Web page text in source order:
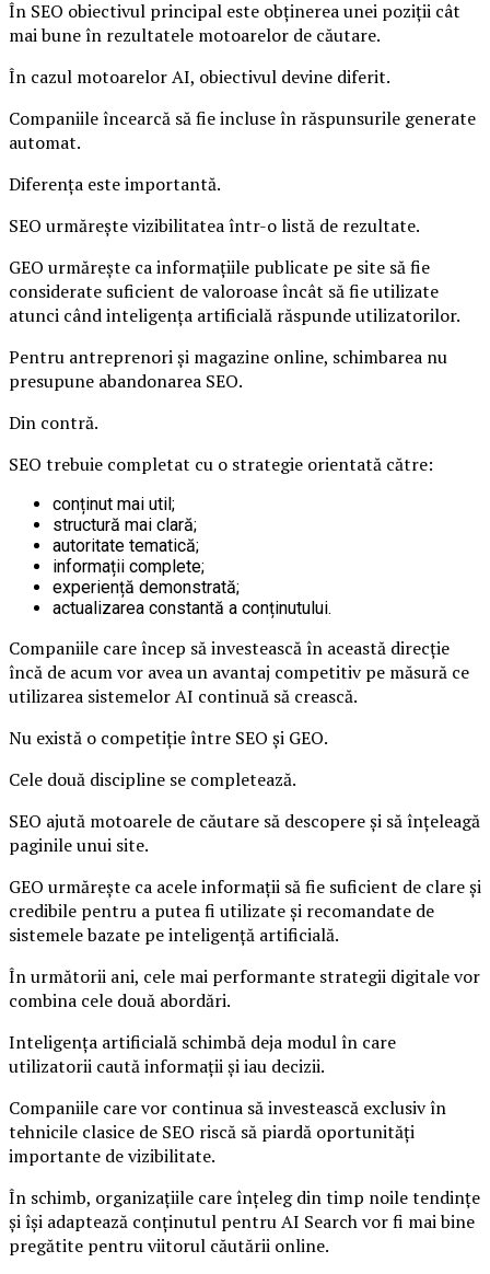
În SEO obiectivul principal este obținerea unei poziții cât
mai bune în rezultatele motoarelor de căutare.
În cazul motoarelor AI, obiectivul devine diferit.
Companiile încearcă să fie incluse în răspunsurile generate
automat.
Diferența este importantă.
SEO urmărește vizibilitatea într-o listă de rezultate.
GEO urmărește ca informațiile publicate pe site să fie
considerate suficient de valoroase încât să fie utilizate
atunci când inteligența artificială răspunde utilizatorilor.
Pentru antreprenori și magazine online, schimbarea nu
presupune abandonarea SEO.
Din contră.
SEO trebuie completat cu o strategie orientată către:
conținut mai util;
structură mai clară;
autoritate tematică;
informații complete;
experiență demonstrată;
actualizarea constantă a conținutului.
Companiile care încep să investească în această direcție
încă de acum vor avea un avantaj competitiv pe măsură ce
utilizarea sistemelor AI continuă să crească.
Nu există o competiție între SEO și GEO.
Cele două discipline se completează.
SEO ajută motoarele de căutare să descopere și să înțeleagă
paginile unui site.
GEO urmărește ca acele informații să fie suficient de clare și
credibile pentru a putea fi utilizate și recomandate de
sistemele bazate pe inteligență artificială.
În următorii ani, cele mai performante strategii digitale vor
combina cele două abordări.
Inteligența artificială schimbă deja modul în care
utilizatorii caută informații și iau decizii.
Companiile care vor continua să investească exclusiv în
tehnicile clasice de SEO riscă să piardă oportunități
importante de vizibilitate.
În schimb, organizațiile care înțeleg din timp noile tendințe
și își adaptează conținutul pentru AI Search vor fi mai bine
pregătite pentru viitorul căutării online.